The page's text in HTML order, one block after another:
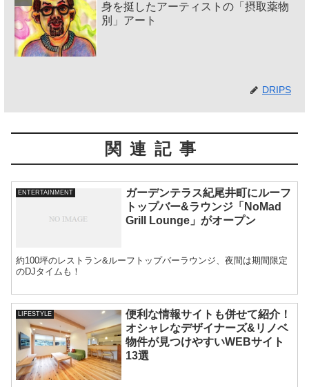
身を挺したアーティストの「摂取薬物
別」アート
DRIPS
関連記事
ENTERTAINMENT
ガーデンテラス紀尾井町にルーフ
トップバー&ラウンジ「NoMad
Grill Lounge」がオープン
約100坪のレストラン&ルーフトップバーラウンジ、夜間は期間限定
のDJタイムも！
LIFESTYLE
便利な情報サイトも併せて紹介！
オシャレなデザイナーズ&リノベ
物件が見つけやすいWEBサイト
13選